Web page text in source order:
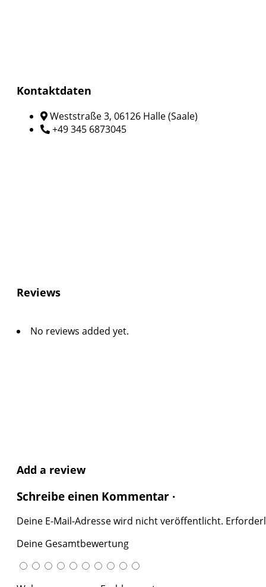
Kontaktdaten
Weststraße 3, 06126 Halle (Saale)
+49 345 6873045
Reviews
No reviews added yet.
Add a review
Schreibe einen Kommentar ·
Deine E-Mail-Adresse wird nicht veröffentlicht.
Deine Gesamtbewertung